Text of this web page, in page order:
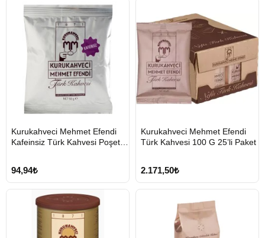
GÖNDERİ
Kurukahveci Mehmet Efendi
Kafeinsiz Türk Kahvesi Poşet
94,94₺
KARGO
GÖNDERİ
Kurukahveci Mehmet Efendi
Türk Kahvesi 100 G 25’li Paket
2.171,50₺